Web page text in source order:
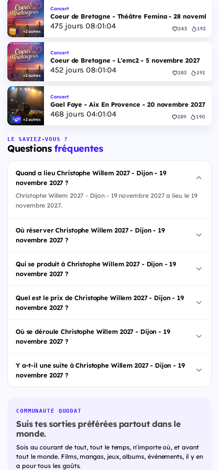
+2 autres
Concert
Coeur de Bretagne - Théâtre Femina - 28 novembre
475 jours 08:01:03 245 192
+2 autres
Concert
Coeur de Bretagne - L'emc2 - 5 novembre 2027
452jours 08:01:03 283 191
+2 autres
Concert
Gael Faye - Aix En Provence - 20 novembre 2027
468 jours 04:01:03 289 190
LE SAVIEZ-VOUS ?
Questionsfréquentes
Quand a lieu Christophe Willem 2027 - Dijon - 19
novembre 2027 ?
Christophe Willem 2027 - Dijon - 19 novembre 2027 a lieu le 19
novembre 2027.
Où réserver Christophe Willem 2027 - Dijon - 19
novembre 2027 ?
Qui se produit à Christophe Willem 2027 - Dijon - 19
novembre 2027 ?
Quel est le prix de Christophe Willem 2027 - Dijon - 19
novembre 2027 ?
Où se déroule Christophe Willem 2027 - Dijon - 19
novembre 2027 ?
Y a-t-il une suite à Christophe Willem 2027 - Dijon - 19
novembre 2027 ?
COMMUNAUTÉ QUODAT
Suis tes sorties préférées partout dans le
monde.
Sois au courant de tout, tout le temps, n'importe où, et avant
tout le monde. Films, mangas, jeux, albums, événements, il y en
a pour tous les goûts.